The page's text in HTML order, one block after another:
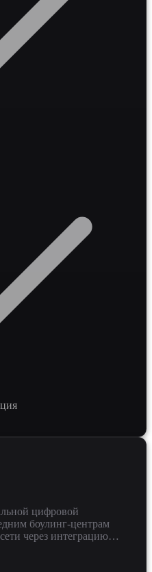
цифровой
боулинг-центрам
через интеграцию
каталогов. Решение
и нейросетевых